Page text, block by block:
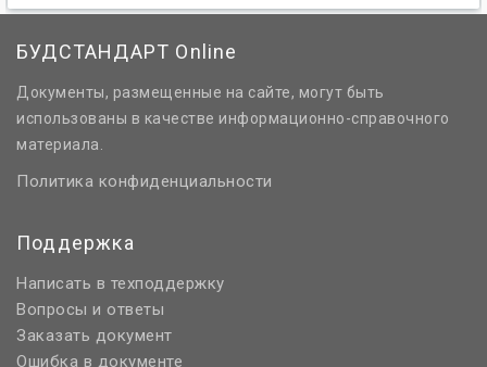
БУДСТАНДАРТ Online
Документы, размещенные на сайте, могут быть
использованы в качестве информационно-справочного
материала.
Политика конфиденциальности
Поддержка
Написать в техподдержку
Вопросы и ответы
Заказать документ
Ошибка в документе